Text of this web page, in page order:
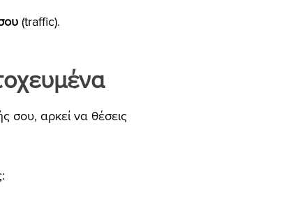
(traffic).
σου, αρκεί να θέσεις